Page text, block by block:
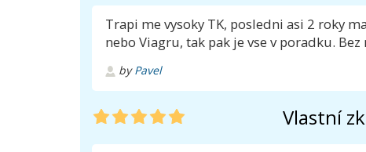
Trapi me vysoky TK, posledni asi 2 roky
nebo Viagru, tak pak je vse v poradku.
byPavel
Vlastní